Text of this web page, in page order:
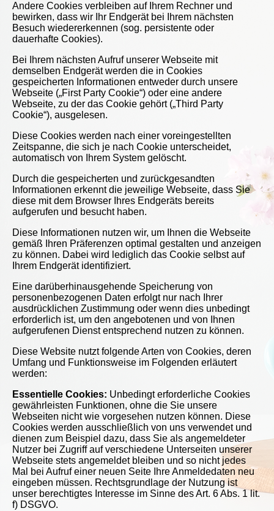
Andere Cookies verbleiben auf Ihrem Rechner und
bewirken, dass wir Ihr Endgerät bei Ihrem nächsten
Besuch wiedererkennen (sog. persistente oder
dauerhafte Cookies).
Bei Ihrem nächsten Aufruf unserer Webseite mit
demselben Endgerät werden die in Cookies
gespeicherten Informationen entweder durch unsere
Webseite („First Party Cookie“) oder eine andere
Webseite, zu der das Cookie gehört („Third Party
Cookie“), ausgelesen.
Diese Cookies werden nach einer voreingestellten
Zeitspanne, die sich je nach Cookie unterscheidet,
automatisch von Ihrem System gelöscht.
Durch die gespeicherten und zurückgesandten
Informationen erkennt die jeweilige Webseite, dass Sie
diese mit dem Browser Ihres Endgeräts bereits
aufgerufen und besucht haben.
Diese Informationen nutzen wir, um Ihnen die Webseite
gemäß Ihren Präferenzen optimal gestalten und anzeigen
zu können. Dabei wird lediglich das Cookie selbst auf
Ihrem Endgerät identifiziert.
Eine darüberhinausgehende Speicherung von
personenbezogenen Daten erfolgt nur nach Ihrer
ausdrücklichen Zustimmung oder wenn dies unbedingt
erforderlich ist, um den angebotenen und von Ihnen
aufgerufenen Dienst entsprechend nutzen zu können.
Diese Website nutzt folgende Arten von Cookies, deren
Umfang und Funktionsweise im Folgenden erläutert
werden:
Essentielle Cookies: Unbedingt erforderliche Cookies
gewährleisten Funktionen, ohne die Sie unsere
Webseiten nicht wie vorgesehen nutzen können. Diese
Cookies werden ausschließlich von uns verwendet und
dienen zum Beispiel dazu, dass Sie als angemeldeter
Nutzer bei Zugriff auf verschiedene Unterseiten unserer
Webseite stets angemeldet bleiben und so nicht jedes
Mal bei Aufruf einer neuen Seite Ihre Anmeldedaten neu
eingeben müssen. Rechtsgrundlage der Nutzung ist
unser berechtigtes Interesse im Sinne des Art. 6 Abs. 1 lit.
f) DSGVO.